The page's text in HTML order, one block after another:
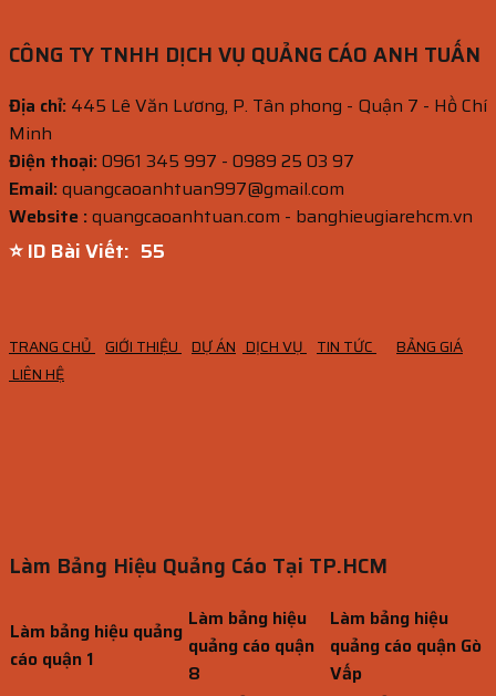
CÔNG TY TNHH DỊCH VỤ QUẢNG CÁO ANH TUẤN
Địa chỉ: 445 Lê Văn Lương, P. Tân phong - Quận 7 - Hồ Chí
Minh
Điện thoại:0961 345 997 - 0989 25 03 97
Email:quangcaoanhtuan997@gmail.com
Website :quangcaoanhtuan.com - banghieugiarehcm.vn
⭐ ID Bài Viết: 54
TRANG CHỦ GIỚI THIỆU DỰ ÁN DỊCH VỤ TIN TỨC
BẢNG GIÁ
LIÊN HỆ
Làm Bảng Hiệu Quảng Cáo Tại TP.HCM
Làm bảng hiệu quảng
cáo quận 1
Làm bảng hiệu
quảng cáo quận
8
Làm bảng hiệu
quảng cáo quận Gò
Vấp